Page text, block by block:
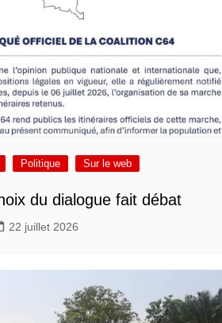
Politique Sur le web
du dialogue fait débat
22 juillet 2026